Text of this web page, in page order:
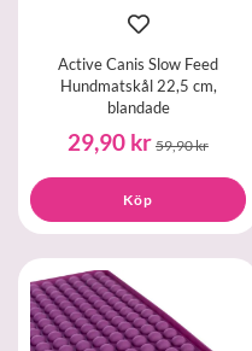
Active Canis Slow Feed
Hundmatskål 22,5 cm,
blandade
29,90 kr 59,90 kr
Köp